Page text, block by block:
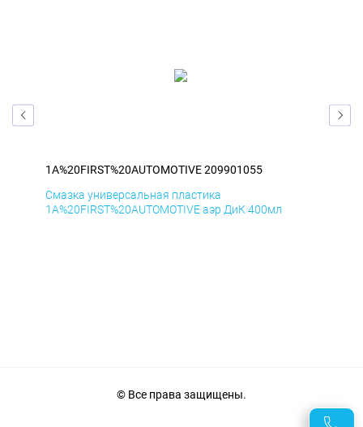
1A%20FIRST%20AUTOMOTIVE 209901055
Смазка универсальная пластика
1A%20FIRST%20AUTOMOTIVE аэр ДиК 400мл
© Все права защищены.